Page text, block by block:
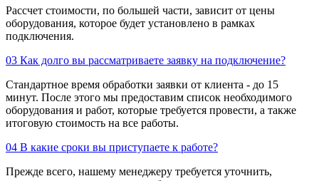
Рассчет стоимости, по большей части, зависит от цены
оборудования, которое будет установлено в рамках
подключения.
03 Как долго вы рассматриваете заявку на подключение?
Стандартное время обработки заявки от клиента - до 15
минут. После этого мы предоставим список необходимого
оборудования и работ, которые требуется провести, а также
итоговую стоимость на все работы.
04 В какие сроки вы приступаете к работе?
Прежде всего, нашему менеджеру требуется уточнить,